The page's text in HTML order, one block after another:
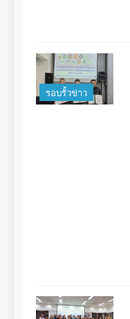
รอบรั้วข่าว